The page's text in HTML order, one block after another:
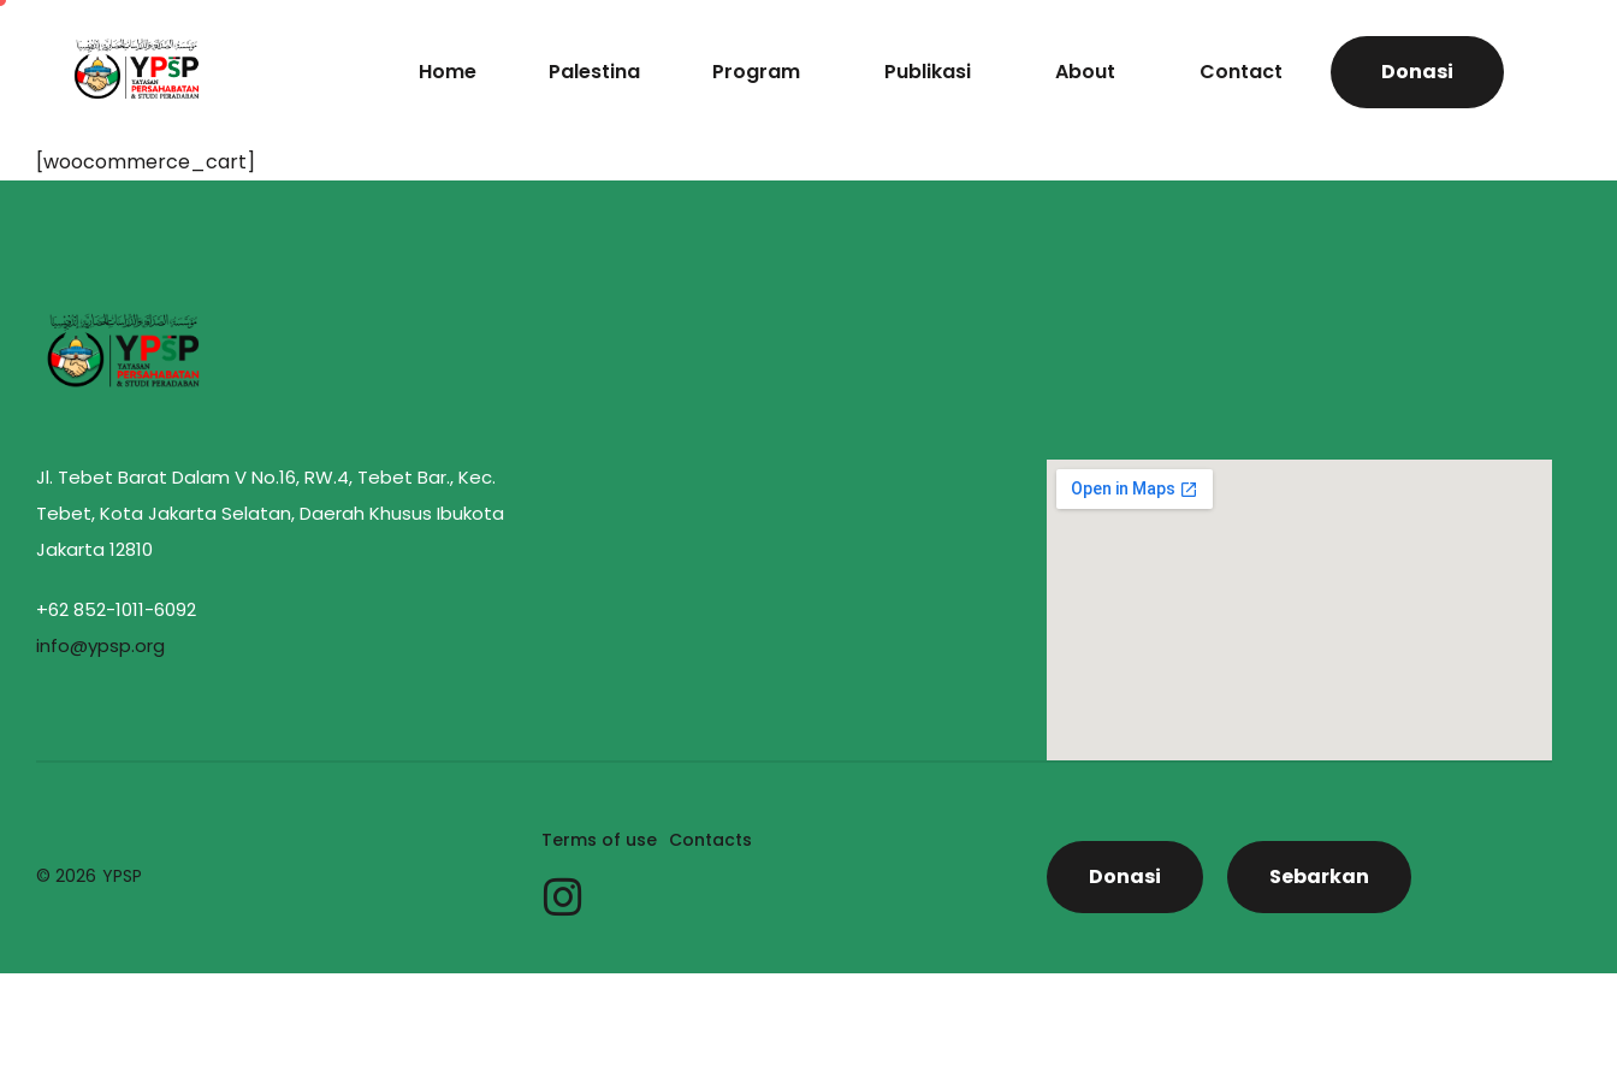
Home Palestina Program Publikasi About Contact Donasi
[woocommerce_cart]
Jl. Tebet Barat Dalam V No.16, RW.4, Tebet Bar., Kec.
Tebet, Kota Jakarta Selatan, Daerah Khusus Ibukota
Jakarta 12810
+62 852-1011-6092
info@ypsp.org
© 2026 YPSP
Terms of use Contacts
Donasi Sebarkan